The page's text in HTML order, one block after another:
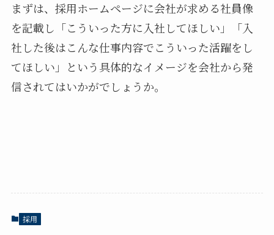
まずは、採用ホームページに会社が求める社員像
を記載し「こういった方に入社してほしい」「入
社した後はこんな仕事内容でこういった活躍をし
てほしい」という具体的なイメージを会社から発
信されてはいかがでしょうか。
採用